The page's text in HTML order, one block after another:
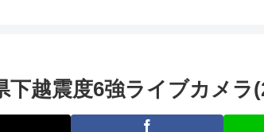
下越震度6強ライブカメラ